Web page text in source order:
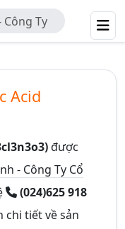
Công Ty
Acid
được
- Công Ty Cổ
(024)625 918
chi tiết về sản